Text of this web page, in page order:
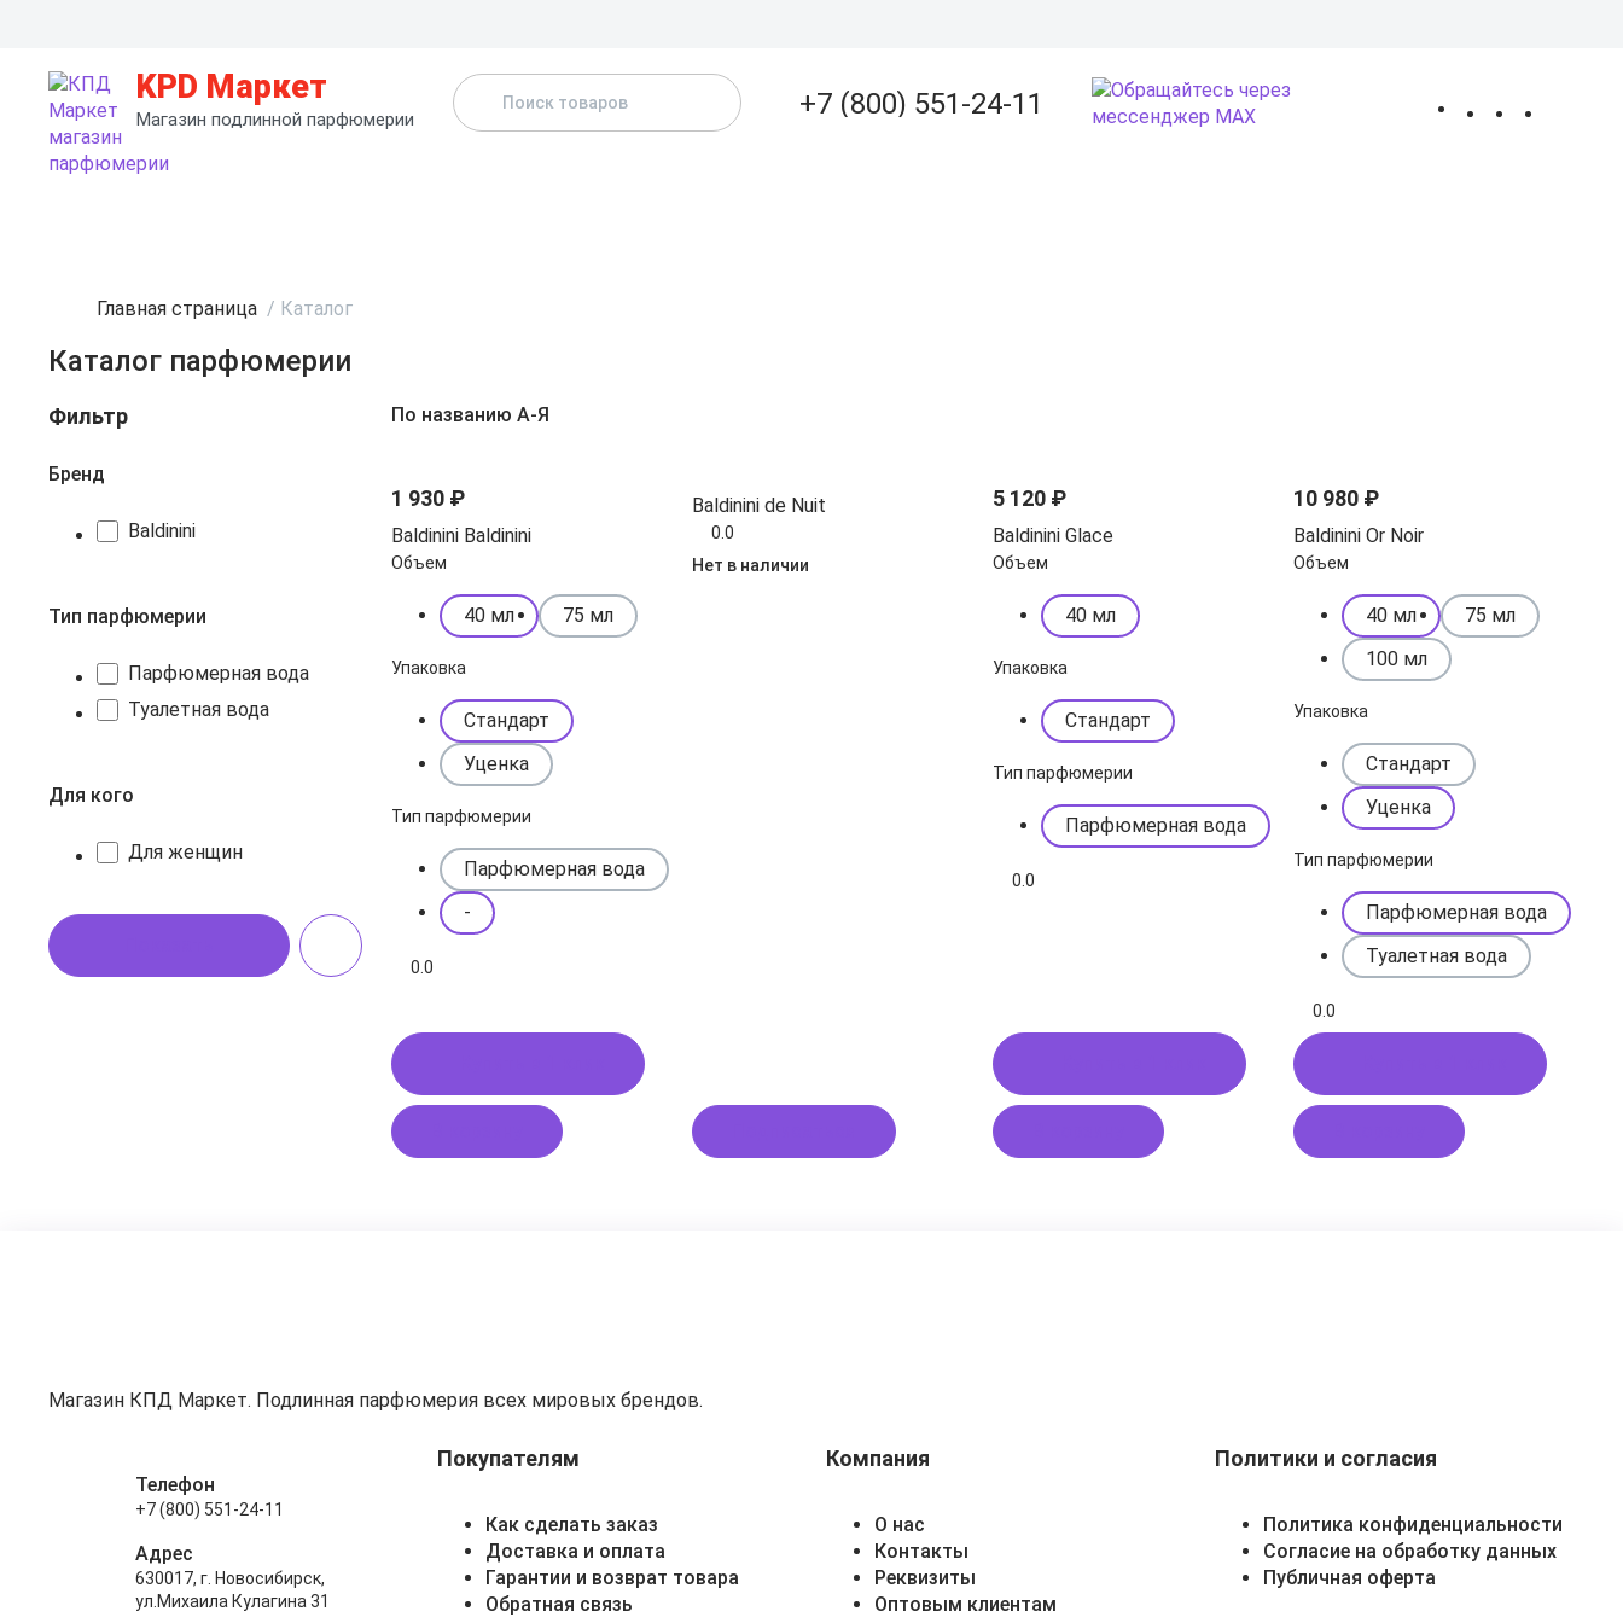
KPD Маркет
Магазин подлинной парфюмерии +7 (800) 551-24-11
Главная страница / Каталог
Каталог парфюмерии
По названию А-Я
Фильтр
Бренд
Baldinini
Тип парфюмерии
Парфюмерная вода
Туалетная вода
Для кого
Для женщин
1 930 ₽
Baldinini Baldinini
Объем
40 мл 75 мл
Упаковка
Стандарт
Уценка
Тип парфюмерии
Парфюмерная вода
-
0.0
Baldinini de Nuit
0.0
Нет в наличии
5 120 ₽
Baldinini Glace
Объем
40 мл
Упаковка
Стандарт
Тип парфюмерии
Парфюмерная вода
0.0
10 980 ₽
Baldinini Or Noir
Объем
40 мл
75 мл
100 мл
Упаковка
Стандарт
Уценка
Тип парфюмерии
Парфюмерная вода
Туалетная вода
0.0
Магазин КПД Маркет. Подлинная парфюмерия всех мировых брендов.
Покупателям
Как сделать заказ
Доставка и оплата
Гарантии и возврат товара
Обратная связь
Компания
О нас
Контакты
Реквизиты
Оптовым клиентам
Политики и согласия
Политика конфиденциальности
Согласие на обработку данных
Публичная оферта
Телефон
+7 (800) 551-24-11
Адрес
630017, г. Новосибирск,
ул.Михаила Кулагина 31